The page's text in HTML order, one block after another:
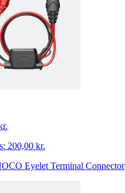
200,00 kr.
Eyelet Terminal Connector